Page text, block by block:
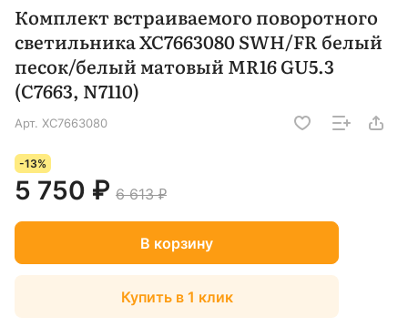
Комплект встраиваемого поворотного
светильника XC7663080 SWH/FR белый
песок/белый матовый MR16 GU5.3
(C7663, N7110)
Арт. XC7663080
-13%
5 750 ₽ 6 613 ₽
В корзину
Купить в 1 клик